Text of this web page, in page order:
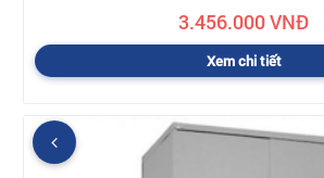
3.456.000 VNĐ
Xem chi tiết